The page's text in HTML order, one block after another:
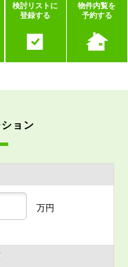
検討リストに
登録する
物件内覧を
予約する
ョン
万円